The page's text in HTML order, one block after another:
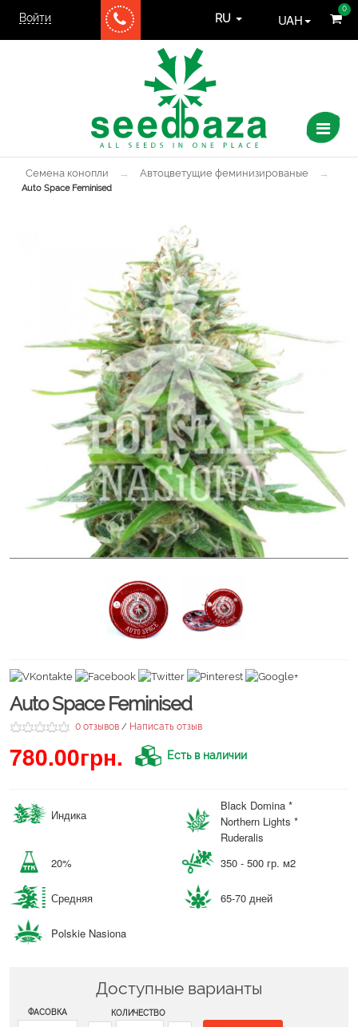
Войти
0
RU UAH
Семена конопли → Автоцветущие феминизированые →
Auto Space Feminised
Auto Space Feminised
0 отзывов / Написать отзыв
780.00грн. Есть в наличии
Индика
Black Domina *
Northern Lights *
Ruderalis
20%
350 - 500 гр. м2
Средняя 65-70 дней
Polskie Nasiona
Доступные варианты
ФАСОВКА КОЛИЧЕСТВО